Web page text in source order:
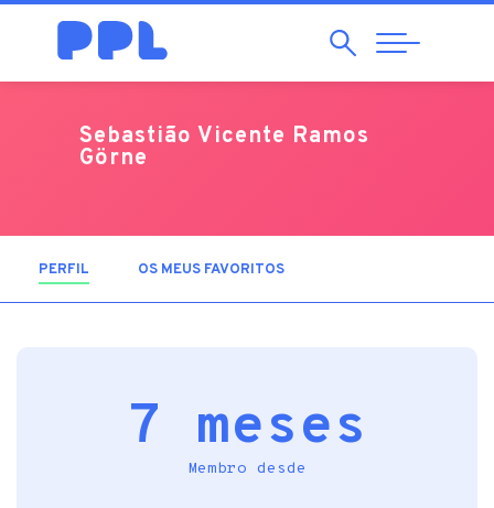
Pesquisar
Abrir
Navegação
Sebastião Vicente Ramos
Görne
PERFIL (SEPARADOR ATIVO)
OS MEUS FAVORITOS
7 meses
Membro desde